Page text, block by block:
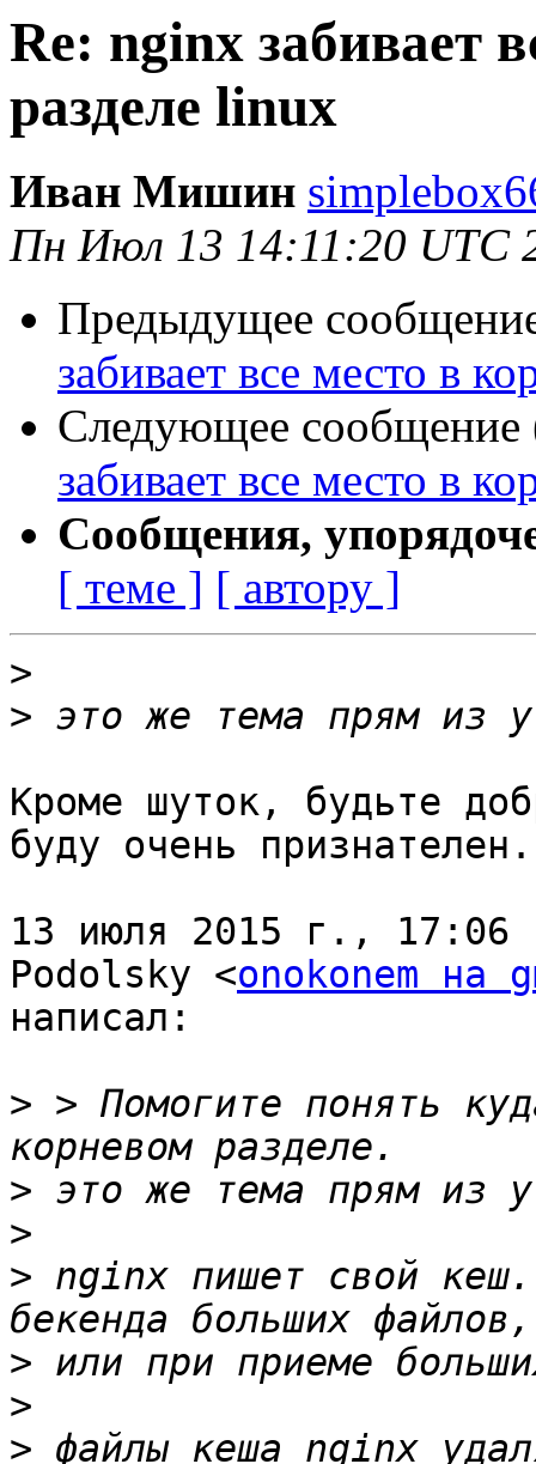
Re: nginx забивает
разделе linux
Иван Мишин
Пн Июл 13 14:11:20 UTC
Предыдущее
забивает все место в
Следующее сообщение
забивает все место в
Сообщения,
[ теме ] [ автору ]
>
>
Кроме шуток, будьте
буду очень признателен.
13 июля 2015 г., 17:06
Podolsky <onokonem на
написал:
> > Помогите понять
>
>
> nginx пишет свой
>
>
> файлы кеша nginx